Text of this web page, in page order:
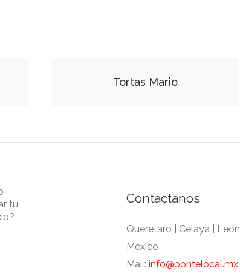
Tortas Mario
tu
Contactanos
Queretaro | Celaya | León
México
Mail: info@pontelocal.mx